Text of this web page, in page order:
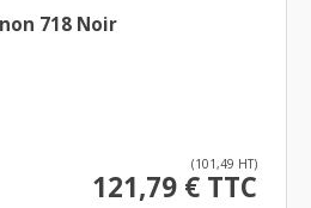
718 Noir
(101,49 HT)
121,79 € TTC